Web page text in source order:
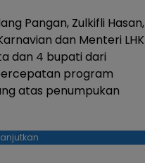
Pangan, Zulkifli Hasan,
dan Menteri LHK
dan 4 bupati dari
program
atas penumpukan